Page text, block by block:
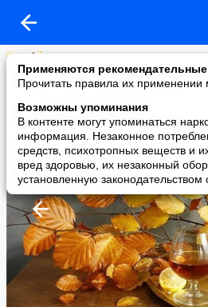
Применяются рекомендательные
Прочитать правила их
Возможны упоминания
В контенте могут упоминаться
информация. Незаконное
средств, психотропных веществ и
вред здоровью, их незаконный
установленную законодательством
елена нефедова
added a photo
27 Sep в 11:55